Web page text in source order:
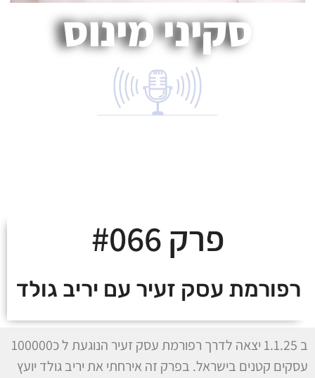
סקיני מינוס
פרק #066
רפורמת עסק זעיר עם יריב גולד
ב 1.1.25 יצאה לדרך רפורמת עסק זעיר הנוגעת ל כ100000
עסקים קטנים בישראל. בפרק זה אירחתי את יריב גולד יועץ